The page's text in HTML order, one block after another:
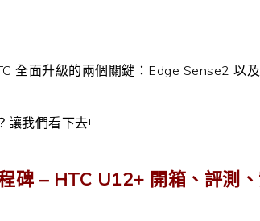
全面升級的兩個關鍵：Edge Sense2 以
讓我們看下去!
碑 – HTC U12+ 開箱、評測